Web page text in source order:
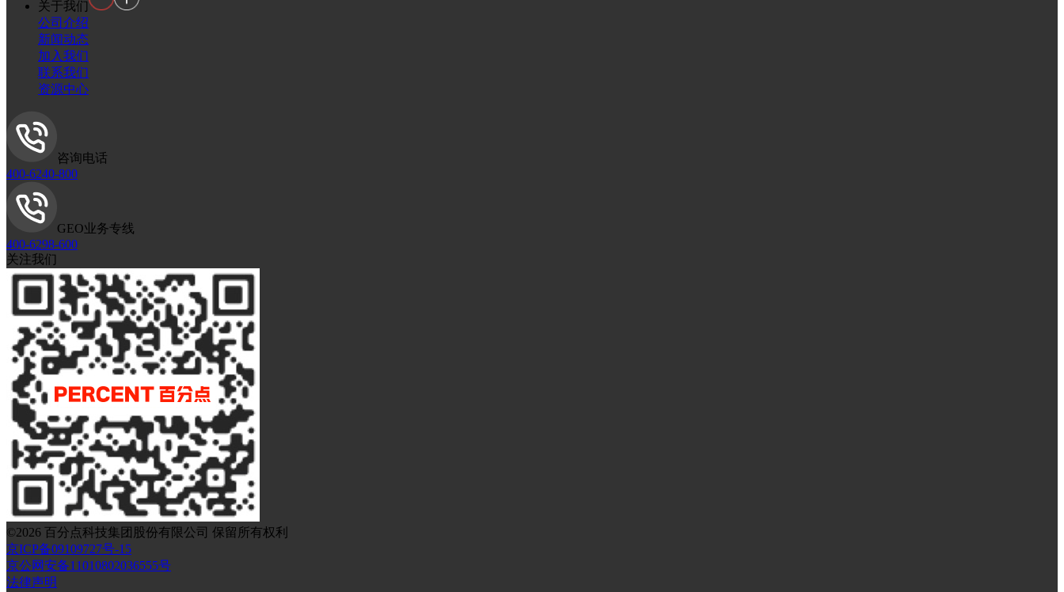
关于我们
公司介绍
新闻动态
加入我们
联系我们
资源中心
咨询电话
400-6240-800
GEO业务专线
400-6298-600
关注我们
©2026 百分点科技集团股份有限公司 保留所有权利
京ICP备09109727号-15
京公网安备11010802036555号
法律声明